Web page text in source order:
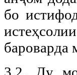
бо
бароварда